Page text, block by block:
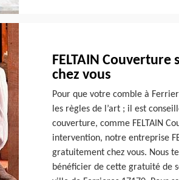
FELTAIN
chez vous
Pour que votre comble à
les règles de l’art ; il est
couverture, comme FELTAIN
intervention, notre entreprise
gratuitement chez vous. Nous
bénéficier de cette gratuité de